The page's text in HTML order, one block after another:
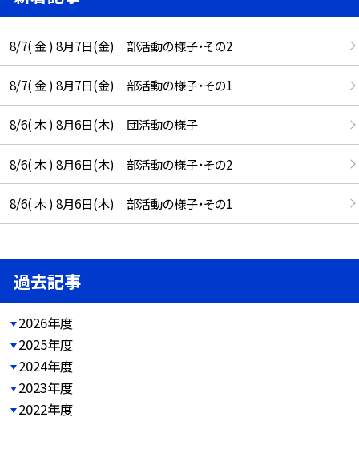
8/7( 金 ) 8月7日(金) 部活動の様子・その2
8/7( 金 ) 8月7日(金) 部活動の様子・その1
8/6( 木 ) 8月6日(木) 団活動の様子
8/6( 木 ) 8月6日(木) 部活動の様子・その2
8/6( 木 ) 8月6日(木) 部活動の様子・その1
過去記事
2026年度
2025年度
2024年度
2023年度
2022年度